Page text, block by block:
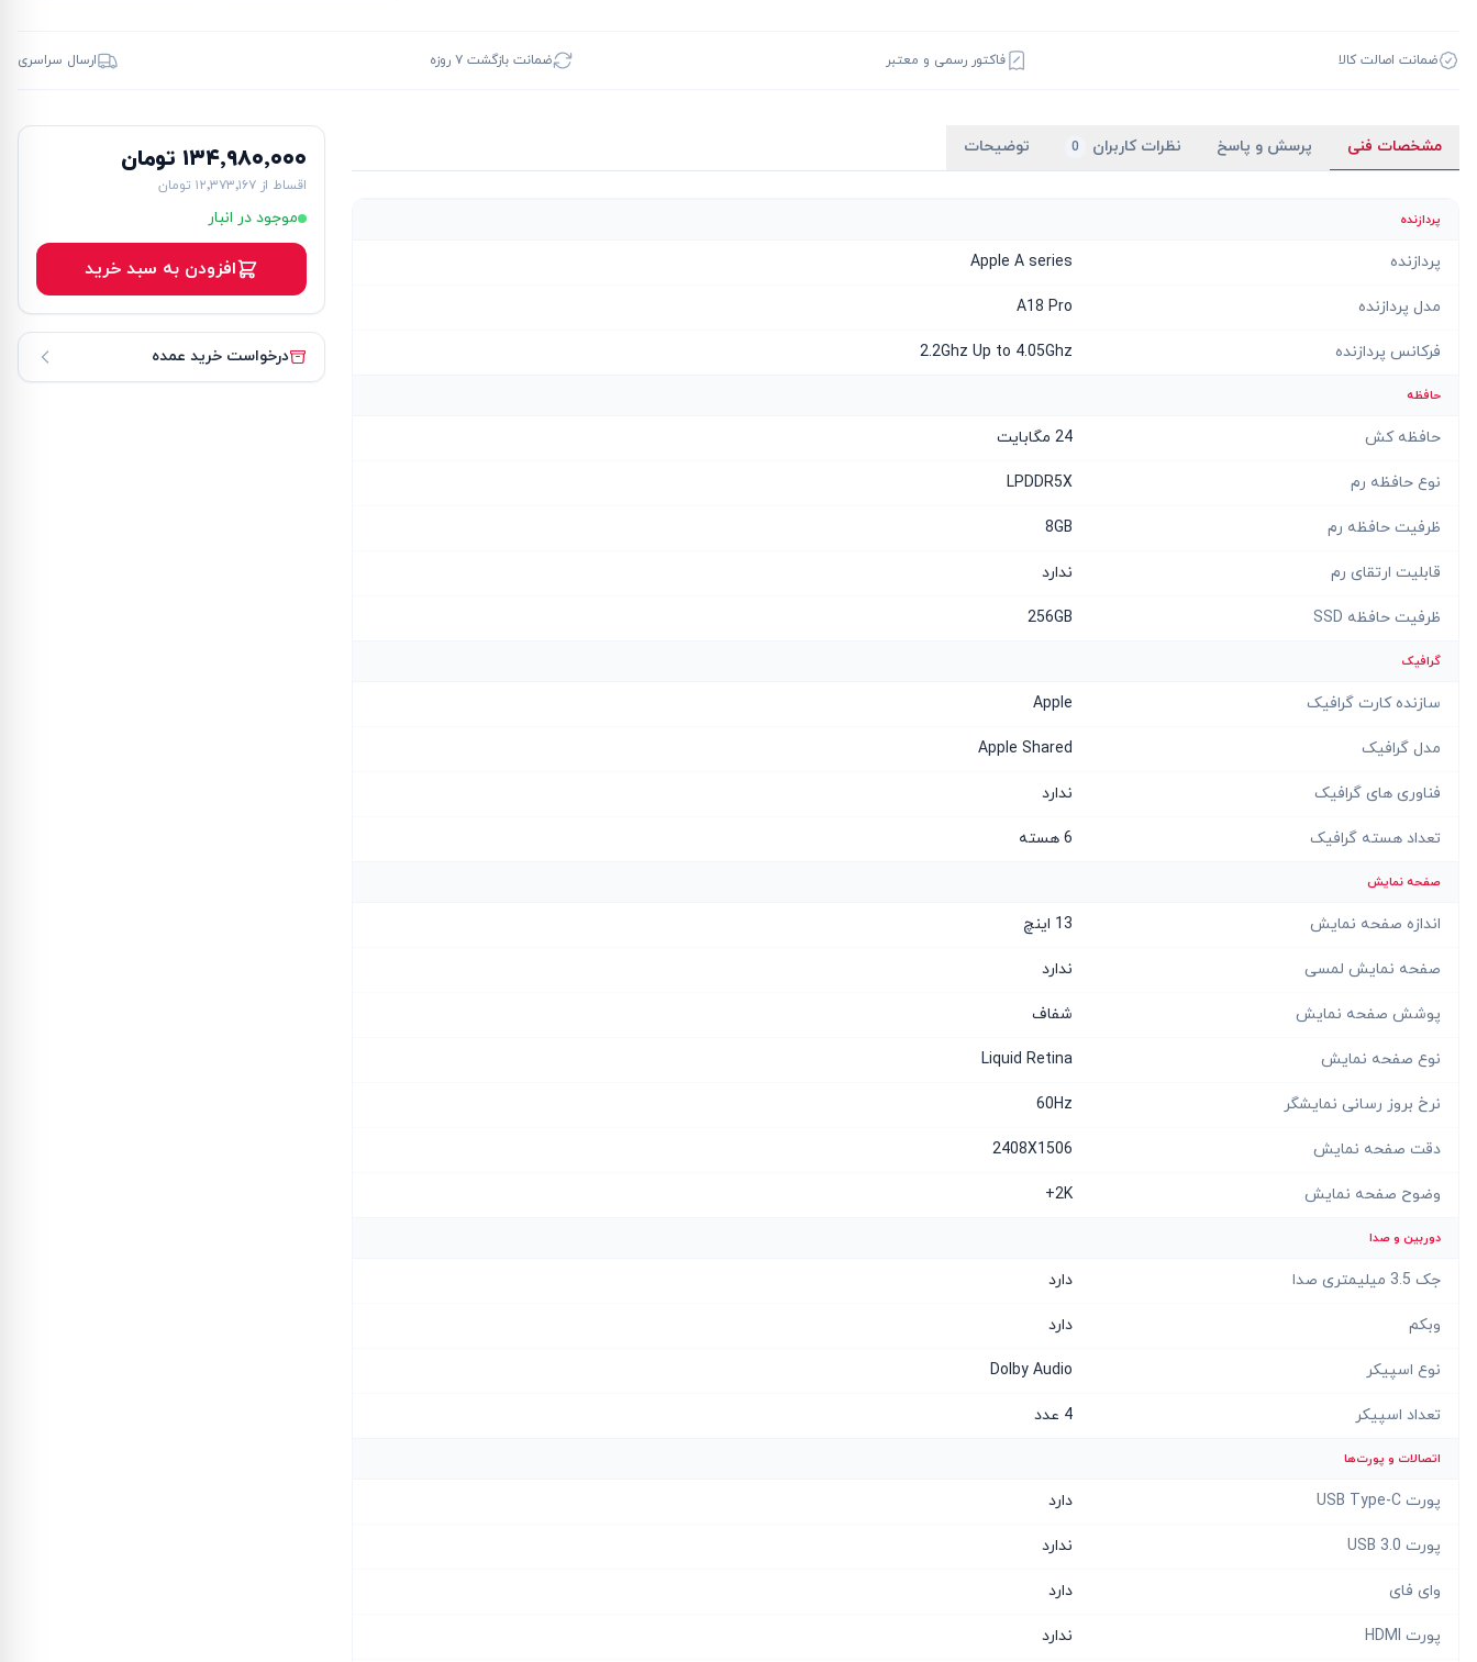
ضمانت اصالت کالا فاکتور رسمی و معتبر ضمانت بازگشت ۷ روزه ارسال سراسری
مشخصات فنی پرسش و پاسخ نظرات کاربران 0 توضیحات
پردازنده
پردازنده Apple A series
مدل پردازنده A18 Pro
فرکانس پردازنده 2.2Ghz Up to 4.05Ghz
حافظه
حافظه کش 24 مگابایت
نوع حافظه رم LPDDR5X
ظرفیت حافظه رم 8GB
قابلیت ارتقای رم ندارد
ظرفیت حافظه SSD 256GB
گرافیک
سازنده کارت گرافیک Apple
مدل گرافیک Apple Shared
فناوری های گرافیک ندارد
تعداد هسته گرافیک 6 هسته
صفحه نمایش
اندازه صفحه نمایش 13 اینچ
صفحه نمایش لمسی ندارد
پوشش صفحه نمایش شفاف
نوع صفحه نمایش Liquid Retina
نرخ بروز رسانی نمایشگر 60Hz
دقت صفحه نمایش 2408X1506
وضوح صفحه نمایش 2K+
دوربین و صدا
جک 3.5 میلیمتری صدا دارد
وبکم دارد
نوع اسپیکر Dolby Audio
تعداد اسپیکر 4 عدد
اتصالات و پورت‌ها
پورت USB Type-C دارد
پورت USB 3.0 ندارد
وای فای دارد
پورت HDMI ندارد
۱۳۴٬۹۸۰٬۰۰۰ تومان
اقساط از ۱۲٬۳۷۳٬۱۶۷ تومان
موجود در انبار
افزودن به سبد خرید
درخواست خرید عمده